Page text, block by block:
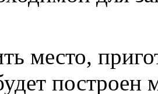
место,
построен